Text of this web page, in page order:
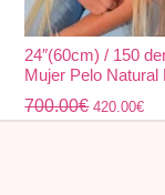
24″(60cm) / 150
Mujer Pelo
700.00€ 420.00€